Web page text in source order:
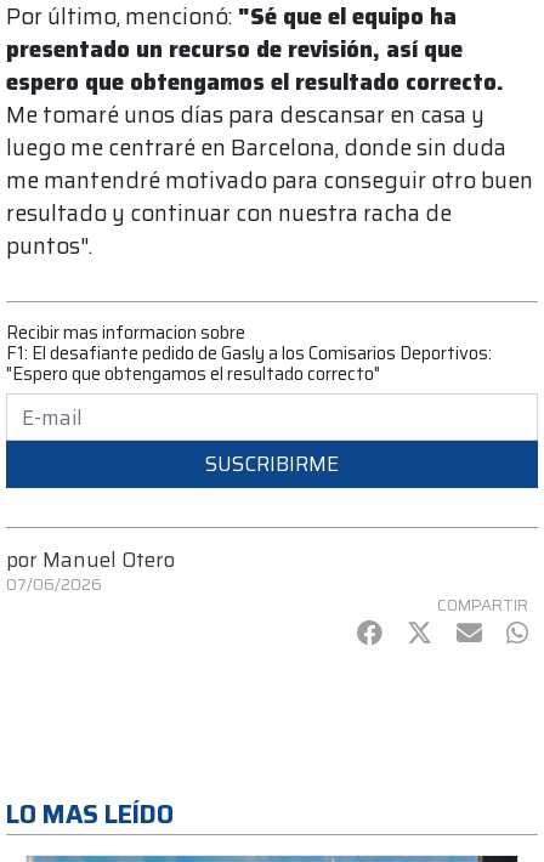
Por último, mencionó: "Sé que el equipo ha
presentado un recurso de revisión, así que
espero que obtengamos el resultado correcto.
Me tomaré unos días para descansar en casa y
luego me centraré en Barcelona, ​​donde sin duda
me mantendré motivado para conseguir otro buen
resultado y continuar con nuestra racha de
puntos".
Recibir mas informacion sobre
F1: El desafiante pedido de Gasly a los Comisarios Deportivos:
"Espero que obtengamos el resultado correcto"
SUSCRIBIRME
por Manuel Otero
07/06/2026
COMPARTIR
Facebook
Twitter
mail
LO MAS LEÍDO